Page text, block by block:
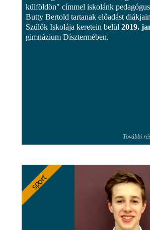
külföldön" címmel iskolánk
Butty Bertold tartanak előadást
Szülők Iskolája keretein belül 2019.
gimnázium Dísztermében.
További